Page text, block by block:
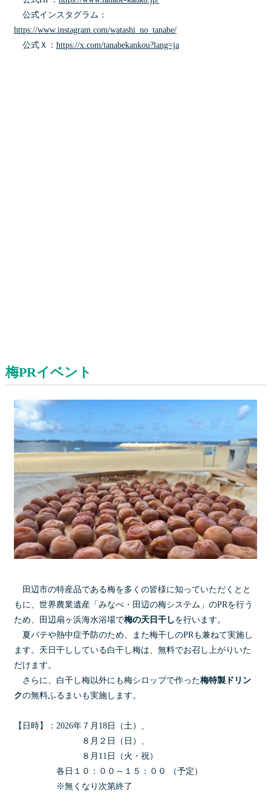
公式インスタグラム：
https://www.instagram.com/watashi_no_tanabe/
公式Ｘ： https://x.com/tanabekankou?lang=ja
梅PRイベント
田辺市の特産品である梅を多くの皆様に知っていただくとと
もに、世界農業遺産「みなべ・田辺の梅システム」のPRを行う
ため、田辺扇ヶ浜海水浴場で梅の天日干しを行います。
夏バテや熱中症予防のため、また梅干しのPRも兼ねて実施し
ます。天日干ししている白干し梅は、無料でお召し上がりいた
だけます。
さらに、白干し梅以外にも梅シロップで作った梅特製ドリン
クの無料ふるまいも実施します。
【日時】：2026年７月18日（土）、
８月２日（日）、
８月11日（火・祝）
各日１０：００～１５：００ （予定）
※無くなり次第終了